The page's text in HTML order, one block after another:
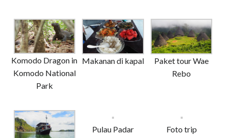
Komodo Dragon in
Komodo National
Park
Makanan di kapal
Paket tour Wae
Rebo
Pulau Padar Foto trip